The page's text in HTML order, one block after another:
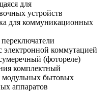
для
устройств
для коммуникационных
электронной коммутацией
(фотореле)
комплектный
модульных бытовых
аппаратов